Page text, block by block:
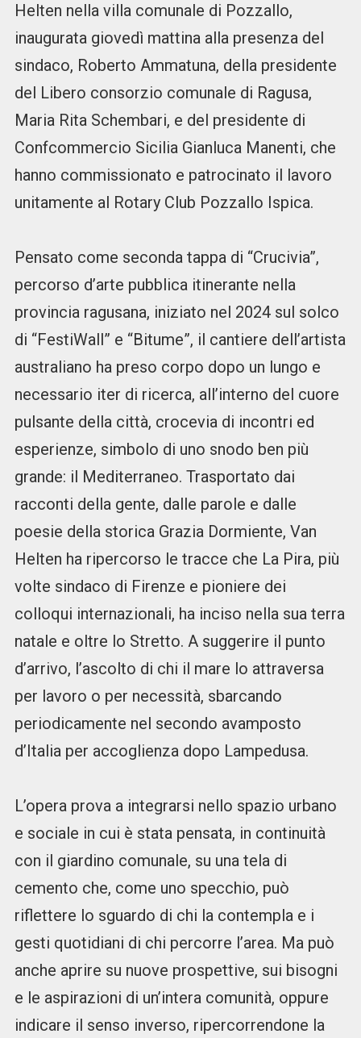
Helten nella villa comunale di Pozzallo,
inaugurata giovedì mattina alla presenza del
sindaco, Roberto Ammatuna, della presidente
del Libero consorzio comunale di Ragusa,
Maria Rita Schembari, e del presidente di
Confcommercio Sicilia Gianluca Manenti, che
hanno commissionato e patrocinato il lavoro
unitamente al Rotary Club Pozzallo Ispica.
Pensato come seconda tappa di “Crucivia”,
percorso d’arte pubblica itinerante nella
provincia ragusana, iniziato nel 2024 sul solco
di “FestiWall” e “Bitume”, il cantiere dell’artista
australiano ha preso corpo dopo un lungo e
necessario iter di ricerca, all’interno del cuore
pulsante della città, crocevia di incontri ed
esperienze, simbolo di uno snodo ben più
grande: il Mediterraneo. Trasportato dai
racconti della gente, dalle parole e dalle
poesie della storica Grazia Dormiente, Van
Helten ha ripercorso le tracce che La Pira, più
volte sindaco di Firenze e pioniere dei
colloqui internazionali, ha inciso nella sua terra
natale e oltre lo Stretto. A suggerire il punto
d’arrivo, l’ascolto di chi il mare lo attraversa
per lavoro o per necessità, sbarcando
periodicamente nel secondo avamposto
d’Italia per accoglienza dopo Lampedusa.
L’opera prova a integrarsi nello spazio urbano
e sociale in cui è stata pensata, in continuità
con il giardino comunale, su una tela di
cemento che, come uno specchio, può
riflettere lo sguardo di chi la contempla e i
gesti quotidiani di chi percorre l’area. Ma può
anche aprire su nuove prospettive, sui bisogni
e le aspirazioni di un’intera comunità, oppure
indicare il senso inverso, ripercorrendone la